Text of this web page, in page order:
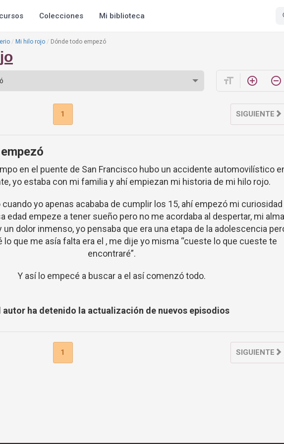
Colecciones Mi biblioteca
Mi hilo rojo Dónde todo empezó
format_size add_circle_outline remove_circle_outline
1 SIGUIENTE
en el puente de San Francisco hubo un accidente automovilístico
yo estaba con mi familia y ahí empiezan mi historia de mi hilo rojo.
yo apenas acababa de cumplir los 15, ahí empezó mi curiosidad
edad empeze a tener sueño pero no me acordaba al despertar, mi
un dolor inmenso, yo pensaba que era una etapa de la adolescencia
lo que me asía falta era el , me dije yo misma “cueste lo que cueste te
encontraré”.
Y así lo empecé a buscar a el así comenzó todo.
autor ha detenido la actualización de nuevos episodios
1 SIGUIENTE